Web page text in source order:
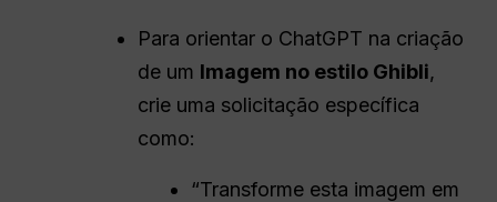
Para orientar o ChatGPT na criação
de um Imagem no estilo Ghibli,
crie uma solicitação específica
como:
“Transforme esta imagem em